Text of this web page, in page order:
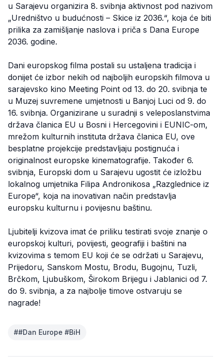
u Sarajevu organizira 8. svibnja aktivnost pod nazivom
„Uredništvo u budućnosti – Skice iz 2036.“, koja će biti
prilika za zamišljanje naslova i priča s Dana Europe
2036. godine.
Dani europskog filma postali su ustaljena tradicija i
donijet će izbor nekih od najboljih europskih filmova u
sarajevsko kino Meeting Point od 13. do 20. svibnja te
u Muzej suvremene umjetnosti u Banjoj Luci od 9. do
16. svibnja. Organizirane u suradnji s veleposlanstvima
država članica EU u Bosni i Hercegovini i EUNIC-om,
mrežom kulturnih instituta država članica EU, ove
besplatne projekcije predstavljaju postignuća i
originalnost europske kinematografije. Također 6.
svibnja, Europski dom u Sarajevu ugostit će izložbu
lokalnog umjetnika Filipa Andronikosa „Razglednice iz
Europe“, koja na inovativan način predstavlja
europsku kulturnu i povijesnu baštinu.
Ljubitelji kvizova imat će priliku testirati svoje znanje o
europskoj kulturi, povijesti, geografiji i baštini na
kvizovima s temom EU koji će se održati u Sarajevu,
Prijedoru, Sanskom Mostu, Brodu, Bugojnu, Tuzli,
Brčkom, Ljubuškom, Širokom Brijegu i Jablanici od 7.
do 9. svibnja, a za najbolje timove ostvaruju se
nagrade!
##Dan Europe #BiH